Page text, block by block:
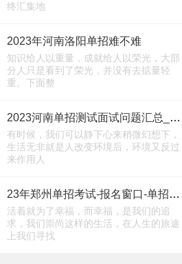
终汇集地
2023年河南洛阳单招难不难
知识给人以重量，成就给人以荣光，大部
分人只是看到了荣光，并没有去掂量轻
重。下面整
2023河南单招测试面试问题汇总_院校汇总
有时候，我们可以静下心来稍微幻想下，
生活无非就是人改变环境后，环境又反过
来作用人
23年郑州单招考试-报名窗口-单招必看
活着就为了幸福，而幸福，是我们的追
求，我们崇尚这样的生活，在人生的旅途
上我们寻找